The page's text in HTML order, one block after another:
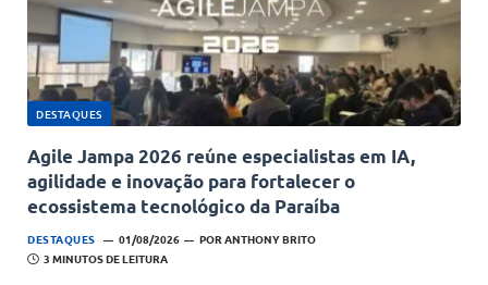
DESTAQUES
Agile Jampa 2026 reúne especialistas em IA,
agilidade e inovação para fortalecer o
ecossistema tecnológico da Paraíba
DESTAQUES 01/08/2026 POR ANTHONY BRITO
3 MINUTOS DE LEITURA